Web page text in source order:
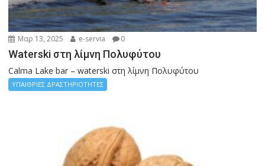
Μαρ 13, 2025 e-servia 0
Waterski στη λίμνη Πολυφύτου
Calma Lake bar – waterski στη λίμνη Πολυφύτου
ΥΠΑΙΘΡΙΕΣ ΔΡΑΣΤΗΡΙΟΤΗΤΕΣ